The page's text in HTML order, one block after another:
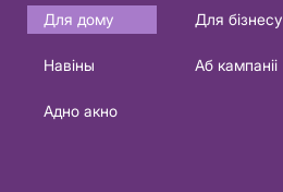
Основная
навигация
Для дому Для бізнесу
Навіны
Аб кампаніі
Адно акно